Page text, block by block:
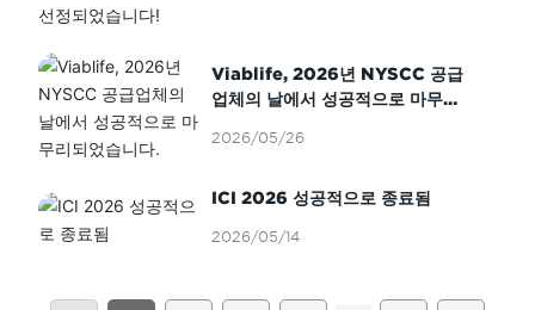
Viablife, 2026년 NYSCC 공급
업체의 날에서 성공적으로 마무리
2026/05/26
ICI 2026 성공적으로 종료됨
2026/05/14